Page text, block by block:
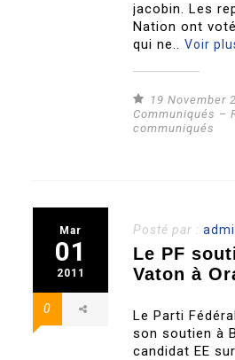
jacobin. Les
Nation ont
qui ne..Voir
19 November
Communiqués –
communiqués
Mar
01
2011
0
Posté par :
Le PF
Vaton à
Le Parti
son soutien à
candidat EE